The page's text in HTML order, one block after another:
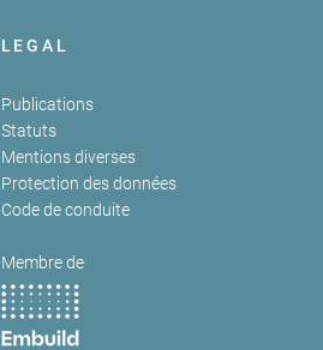
LEGAL
Publications
Statuts
Mentions diverses
Protection des données
Code de conduite
Membre de